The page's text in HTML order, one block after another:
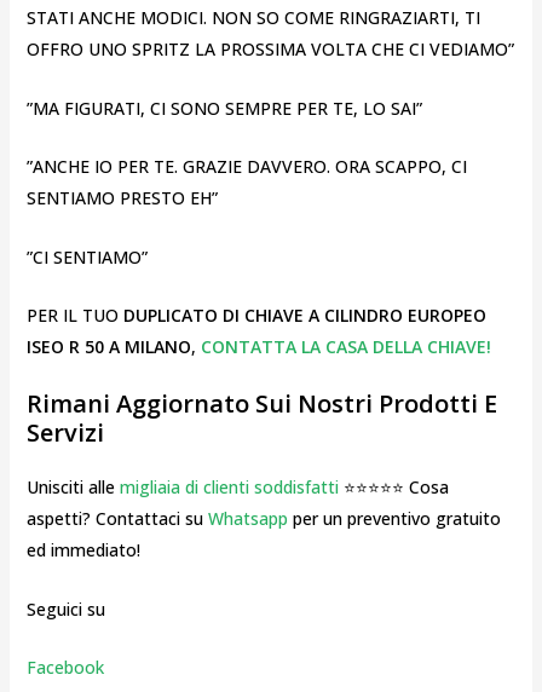
STATI ANCHE MODICI. NON SO COME RINGRAZIARTI, TI
OFFRO UNO SPRITZ LA PROSSIMA VOLTA CHE CI VEDIAMO”
”MA FIGURATI, CI SONO SEMPRE PER TE, LO SAI”
”ANCHE IO PER TE. GRAZIE DAVVERO. ORA SCAPPO, CI
SENTIAMO PRESTO EH”
”CI SENTIAMO”
PER IL TUO DUPLICATO DI CHIAVE A CILINDRO EUROPEO
ISEO R 50 A MILANO, CONTATTA LA CASA DELLA CHIAVE!
Rimani Aggiornato Sui Nostri Prodotti E
Servizi
Unisciti alle migliaia di clienti soddisfatti⭐⭐⭐⭐⭐ Cosa
aspetti? Contattaci su Whatsapp per un preventivo gratuito
ed immediato!
Seguici su
Facebook